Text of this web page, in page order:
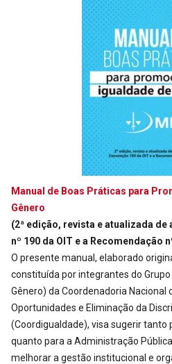
Manual de Boas Práticas para
Gênero
(2ª edição, revista e atualizada
nº 190 da OIT e a Recomendação
O presente manual, elaborado
constituída por integrantes do Grupo
Gênero) da Coordenadoria Nacional
Oportunidades e Eliminação da
(Coordigualdade), visa sugerir tanto
quanto para a Administração
melhorar a gestão institucional e